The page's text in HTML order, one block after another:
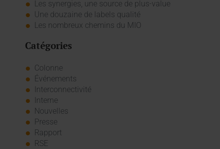
Les synergies, une source de plus-value
Une douzaine de labels qualité
Les nombreux chemins du MIO
Catégories
Colonne
Événements
Interconnectivité
Interne
Nouvelles
Presse
Rapport
RSE